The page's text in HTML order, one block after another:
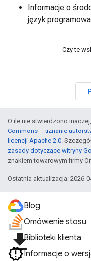
Informacje o
język
Czy te
O ile nie stwierdzono
Commons – uznanie
licencji Apache 2.0.
zasady dotyczące witryny
znakiem towarowym firmy
Ostatnia aktualizacja: 2026-
Blog
Omówienie stosu
file_downloadBiblioteki klienta
Informacje o